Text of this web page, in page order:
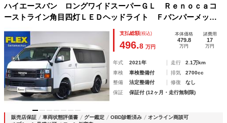
ハイエースバン ロングワイドスーパーＧＬ Ｒｅｎｏｃａコ
ーストライン角目四灯ＬＥＤヘッドライト Ｆバンパーメッキ
ラッピング ＢＪメキシカン１６インチＡＷ ナスカータイ
ヤ クラシックテール ベッド クラシックシートカバー ７
インチナビ ＥＴＣ
支払総額(税込)
496.8 万円
本体価格
479.8
万円
諸費用
17
万円
年式 2021年 走行
2.1万km
車検
車検整備付 排気
2700cc
整備
法定整備付 修復
なし
保証
保証付 (12ヶ月・走行無制限)
販売店保証 車両状態評価書 グー鑑定 OBD診断済み
オンライン商談可